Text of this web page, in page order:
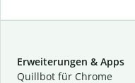
Erweiterungen & Apps
Quillbot für Chrome